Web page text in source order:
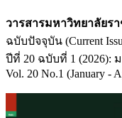
วารสารมหาวิทยาลัยร
ฉบับปัจจุบัน (Current
ปีที่ 20 ฉบับที่ 1 (2026):
Vol. 20 No.1 (January -